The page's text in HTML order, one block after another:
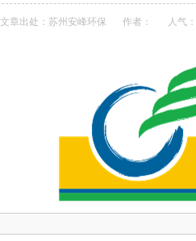
文章出处：苏州安峰环保 作者： 人气：